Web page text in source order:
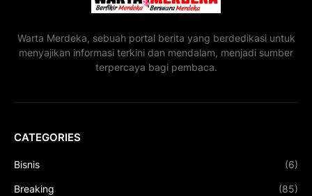
Warta Merdeka, sebuah portal berita yang berdedikasi untuk
menyajikan informasi terkini dan mendalam, menjadi sumber
terpercaya bagi pembaca.
CATEGORIES
Bisnis (6)
Breaking (85)